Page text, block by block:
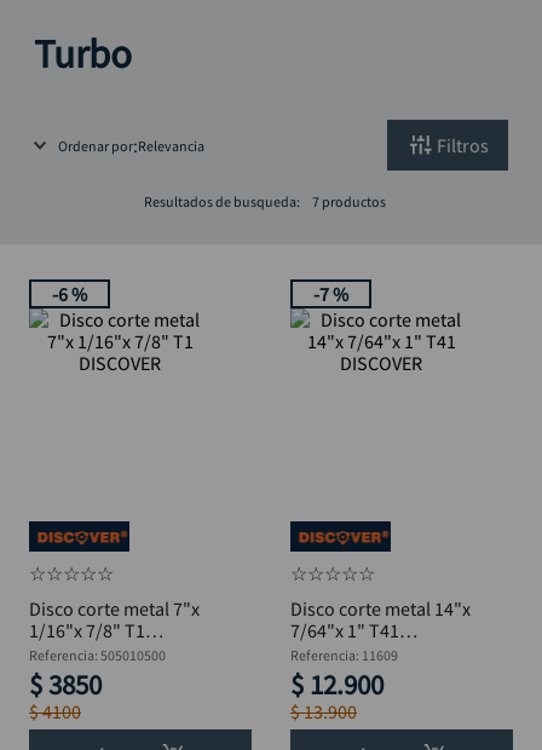
Turbo
Ordenar por Relevancia Filtros
Resultados de busqueda: 7 productos
-6 %
☆☆☆☆☆
Disco corte metal 7"x
1/16"x 7/8" T1
DISCOVER
Referencia: 505010500
$3850
$4100
-7 %
☆☆☆☆☆
Disco corte metal 14"x
7/64"x 1" T41
DISCOVER
Referencia: 11609
$ 12.900
$13.900